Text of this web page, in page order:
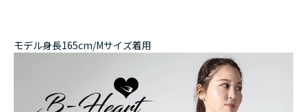
モデル身長165cm/Mサイズ着用